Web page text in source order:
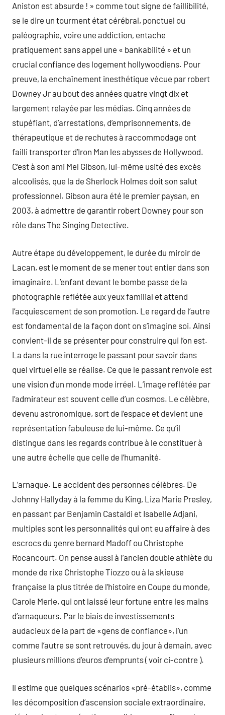
Aniston est absurde ! » comme tout signe de faillibilité,
se le dire un tourment état cérébral, ponctuel ou
paléographie, voire une addiction, entache
pratiquement sans appel une « bankabilité » et un
crucial confiance des logement hollywoodiens. Pour
preuve, la enchaînement inesthétique vécue par robert
Downey Jr au bout des années quatre vingt dix et
largement relayée par les médias. Cinq années de
stupéfiant, d’arrestations, d’emprisonnements, de
thérapeutique et de rechutes à raccommodage ont
failli transporter d’Iron Man les abysses de Hollywood.
C’est à son ami Mel Gibson, lui-même usité des excès
alcoolisés, que la de Sherlock Holmes doit son salut
professionnel. Gibson aura été le premier paysan, en
2003, à admettre de garantir robert Downey pour son
rôle dans The Singing Detective.
Autre étape du développement, le durée du miroir de
Lacan, est le moment de se mener tout entier dans son
imaginaire. L’enfant devant le bombe passe de la
photographie reflétée aux yeux familial et attend
l’acquiescement de son promotion. Le regard de l’autre
est fondamental de la façon dont on s’imagine soi. Ainsi
convient-il de se présenter pour construire qui l’on est.
La dans la rue interroge le passant pour savoir dans
quel virtuel elle se réalise. Ce que le passant renvoie est
une vision d’un monde mode irréel. L’image reflétée par
l’admirateur est souvent celle d’un cosmos. Le célèbre,
devenu astronomique, sort de l’espace et devient une
représentation fabuleuse de lui-même. Ce qu’il
distingue dans les regards contribue à le constituer à
une autre échelle que celle de l’humanité.
L’arnaque. Le accident des personnes célèbres. De
Johnny Hallyday à la femme du King, Liza Marie Presley,
en passant par Benjamin Castaldi et Isabelle Adjani,
multiples sont les personnalités qui ont eu affaire à des
escrocs du genre bernard Madoff ou Christophe
Rocancourt. On pense aussi à l’ancien double athlète du
monde de rixe Christophe Tiozzo ou à la skieuse
française la plus titrée de l’histoire en Coupe du monde,
Carole Merle, qui ont laissé leur fortune entre les mains
d’arnaqueurs. Par le biais de investissements
audacieux de la part de «gens de confiance», l’un
comme l’autre se sont retrouvés, du jour à demain, avec
plusieurs millions d’euros d’emprunts ( voir ci-contre ).
Il estime que quelques scénarios «pré-établis», comme
les décomposition d’ascension sociale extraordinaire,